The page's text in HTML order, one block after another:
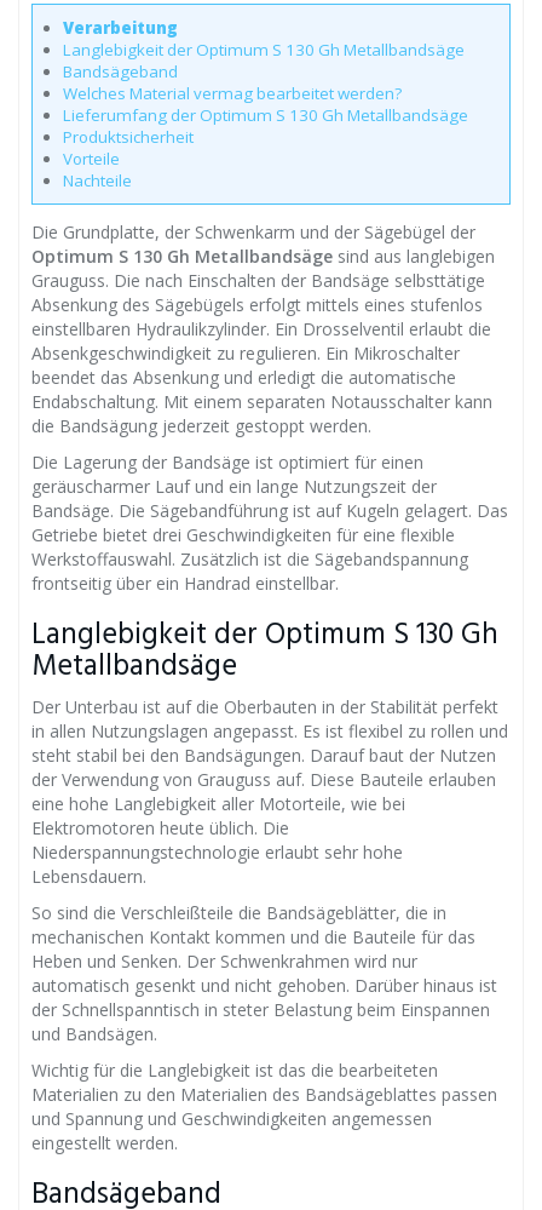
Verarbeitung
Langlebigkeit der Optimum S 130 Gh Metallbandsäge
Bandsägeband
Welches Material vermag bearbeitet werden?
Lieferumfang der Optimum S 130 Gh Metallbandsäge
Produktsicherheit
Vorteile
Nachteile
Die Grundplatte, der Schwenkarm und der Sägebügel der
Optimum S 130 Gh Metallbandsäge sind aus langlebigen
Grauguss. Die nach Einschalten der Bandsäge selbsttätige
Absenkung des Sägebügels erfolgt mittels eines stufenlos
einstellbaren Hydraulikzylinder. Ein Drosselventil erlaubt die
Absenkgeschwindigkeit zu regulieren. Ein Mikroschalter
beendet das Absenkung und erledigt die automatische
Endabschaltung. Mit einem separaten Notausschalter kann
die Bandsägung jederzeit gestoppt werden.
Die Lagerung der Bandsäge ist optimiert für einen
geräuscharmer Lauf und ein lange Nutzungszeit der
Bandsäge. Die Sägebandführung ist auf Kugeln gelagert. Das
Getriebe bietet drei Geschwindigkeiten für eine flexible
Werkstoffauswahl. Zusätzlich ist die Sägebandspannung
frontseitig über ein Handrad einstellbar.
Langlebigkeit der Optimum S 130 Gh
Metallbandsäge
Der Unterbau ist auf die Oberbauten in der Stabilität perfekt
in allen Nutzungslagen angepasst. Es ist flexibel zu rollen und
steht stabil bei den Bandsägungen. Darauf baut der Nutzen
der Verwendung von Grauguss auf. Diese Bauteile erlauben
eine hohe Langlebigkeit aller Motorteile, wie bei
Elektromotoren heute üblich. Die
Niederspannungstechnologie erlaubt sehr hohe
Lebensdauern.
So sind die Verschleißteile die Bandsägeblätter, die in
mechanischen Kontakt kommen und die Bauteile für das
Heben und Senken. Der Schwenkrahmen wird nur
automatisch gesenkt und nicht gehoben. Darüber hinaus ist
der Schnellspanntisch in steter Belastung beim Einspannen
und Bandsägen.
Wichtig für die Langlebigkeit ist das die bearbeiteten
Materialien zu den Materialien des Bandsägeblattes passen
und Spannung und Geschwindigkeiten angemessen
eingestellt werden.
Bandsägeband